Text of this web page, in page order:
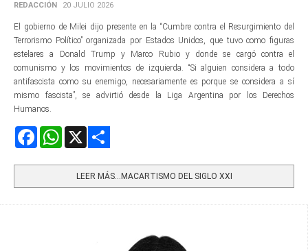
REDACCIÓN 20 JULIO 2026
El gobierno de Milei dijo presente en la “Cumbre contra el Resurgimiento del
Terrorismo Político” organizada por Estados Unidos, que tuvo como figuras
estelares a Donald Trump y Marco Rubio y donde se cargó contra el
comunismo y los movimientos de izquierda. “Si alguien considera a todo
antifascista como su enemigo, necesariamente es porque se considera a sí
mismo fascista”, se advirtió desde la Liga Argentina por los Derechos
Humanos.
FacebookWhatsApp
LEER MÁS…MACARTISMO DEL SIGLO XXI